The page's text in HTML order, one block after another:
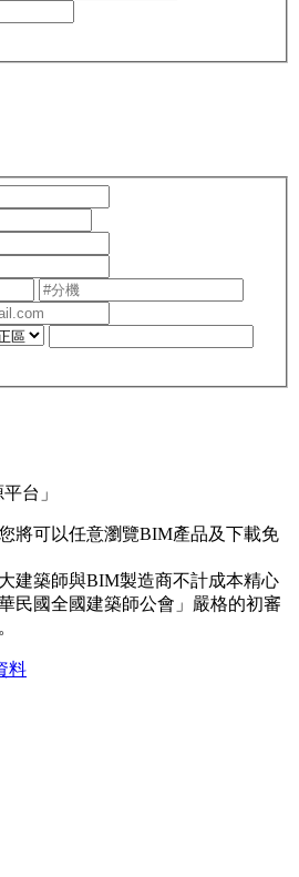
台」
將可以任意瀏覽BIM產品及下載免
建築師與BIM製造商不計成本精心
民國全國建築師公會」嚴格的初審
料